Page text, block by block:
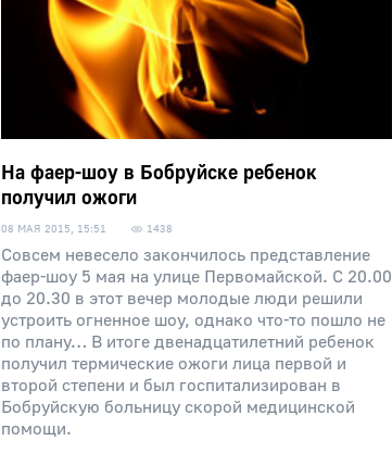
На фаер-шоу в Бобруйске ребенок
получил ожоги
08 МАЯ 2015, 15:51 1438
Совсем невесело закончилось представление
фаер-шоу 5 мая на улице Первомайской. С 20.00
до 20.30 в этот вечер молодые люди решили
устроить огненное шоу, однако что-то пошло не
по плану… В итоге двенадцатилетний ребенок
получил термические ожоги лица первой и
второй степени и был госпитализирован в
Бобруйскую больницу скорой медицинской
помощи.